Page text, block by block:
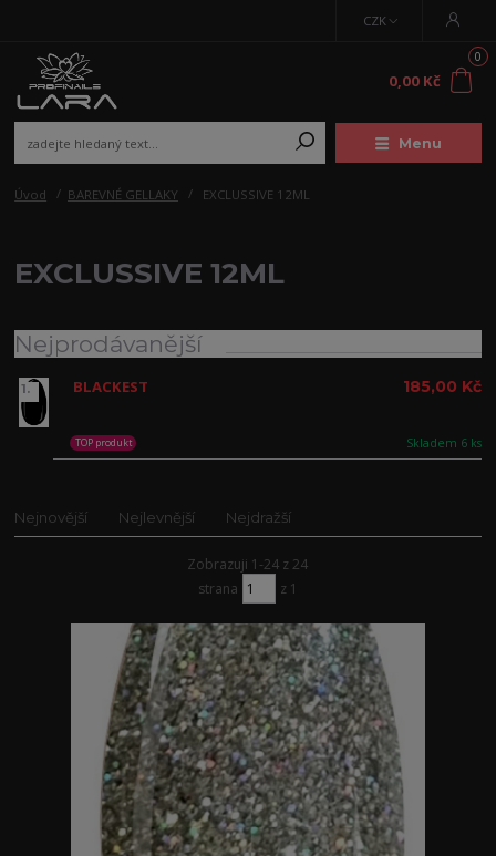
Menu
CZK
0
0,00 Kč
Úvod BAREVNÉ GELLAKY EXCLUSSIVE 12ML
EXCLUSSIVE 12ML
Nejprodávanější
1. BLACKEST
Skladem 6 ks
TOP produkt
185,00 Kč
Nejnovější Nejlevnější Nejdražší
Zobrazuji 1-24 z 24
strana
z 1